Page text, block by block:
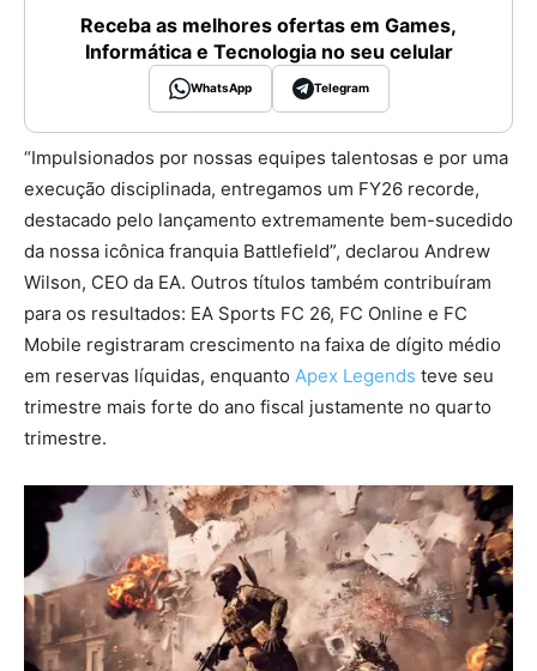
Receba as melhores ofertas em Games,
Informática e Tecnologia no seu celular
WhatsApp Telegram
“Impulsionados por nossas equipes talentosas e por uma
execução disciplinada, entregamos um FY26 recorde,
destacado pelo lançamento extremamente bem-sucedido
da nossa icônica franquia Battlefield”, declarou Andrew
Wilson, CEO da EA. Outros títulos também contribuíram
para os resultados: EA Sports FC 26, FC Online e FC
Mobile registraram crescimento na faixa de dígito médio
em reservas líquidas, enquanto Apex Legends teve seu
trimestre mais forte do ano fiscal justamente no quarto
trimestre.